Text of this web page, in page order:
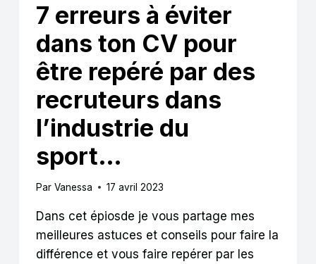
7 erreurs à éviter
dans ton CV pour
être repéré par des
recruteurs dans
l’industrie du
sport…
Par Vanessa 17 avril 2023
Dans cet épiosde je vous partage mes
meilleures astuces et conseils pour faire la
différence et vous faire repérer par les